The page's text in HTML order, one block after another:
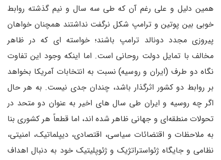
همین دلیل و علی رغم آن که طی سه سال و نیم گذشته روابط
خوبی بین پوتین و ترامپ شکل نرگفت نداشتند همچنان خواهان
پیروزی مجدد دونالد ترامپ باشند؛ خواسته ای که در ظاهر
مخالف با تمایل دولت روحانی است. اما اینکه وجود این تفاوت
نگاه دو طرف (ایران و روسیه) نسبت به انتخابات آمریکا بخواهد
بر روابط دو کشور اثرگذار باشد، چندان جدی نیست. به هر حال
اگر چه روسیه و ایران طی سال های اخیر به عنوان دو متحد در
تحولات منطقه‌ای و جهانی ظاهر شده اند، اما قطعاً هر کشوری بنا
به ملاحظات و اقتضائات سیاسی، اقتصادی، دیپلماتیک، امنیتی،
نظامی و جایگاه ژئواستراتژیک و ژئوپلیتیک خود به دنبال اهداف